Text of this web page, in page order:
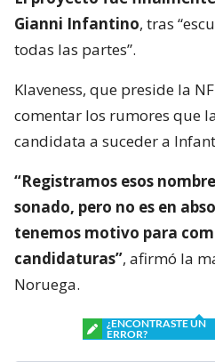
Gianni Infantino, tras
todas las partes”.
Klaveness, que preside la
comentar los rumores que
candidata a suceder a
“Registramos esos
sonado, pero no es en
tenemos motivo para
candidaturas”, afirmó la
Noruega.
¿ENCONTRASTE UN
ERROR?